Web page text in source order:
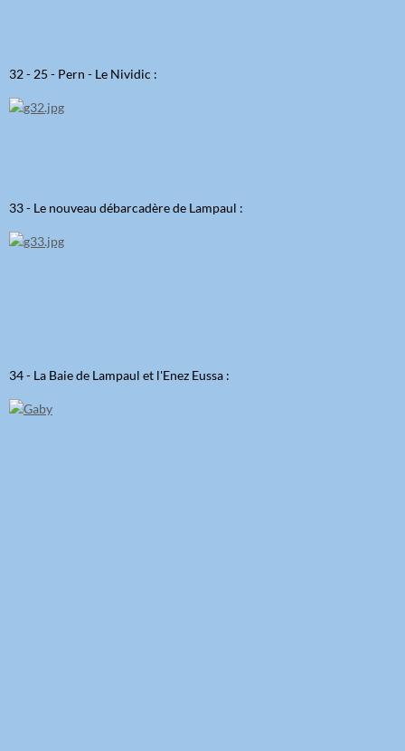
32 - 25 - Pern - Le Nividic :
33 - Le nouveau débarcadère de Lampaul :
34 - La Baie de Lampaul et l'Enez Eussa :